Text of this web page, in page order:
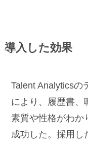
導入した効果
Talent Analyticsの
により、履歴書、
素質や性格がわか
成功した。採用し